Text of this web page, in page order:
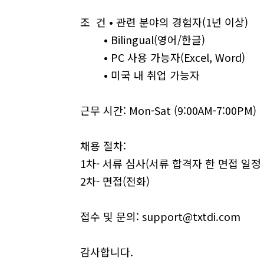
조 건 • 관련 분야의 경험자(1년 이상)
• Bilingual(영어/한글)
• PC 사용 가능자(Excel, Word)
• 미국 내 취업 가능자
근무 시간: Mon-Sat (9:00AM-7:00PM)
채용 절차:
1차- 서류 심사(서류 합격자 한 면접 일
2차- 면접(전화)
접수 및 문의: support@txtdi.com
감사합니다.